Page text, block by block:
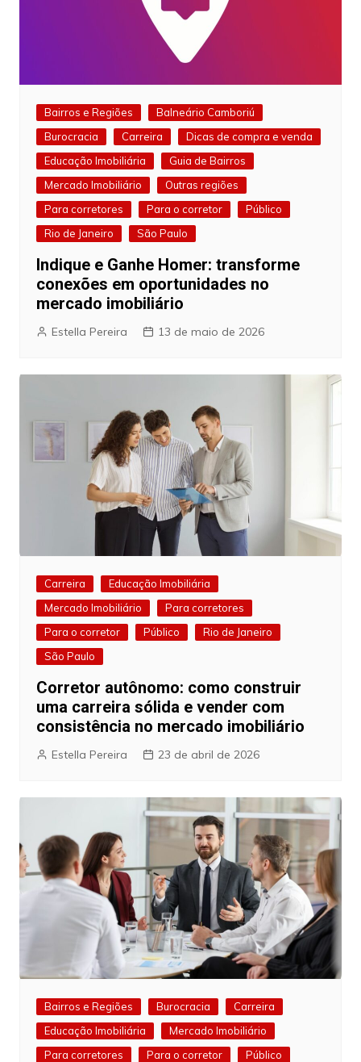
Bairros e Regiões
Balneário Camboriú
Burocracia
Carreira
Dicas de compra e venda
Educação Imobiliária
Guia de Bairros
Mercado Imobiliário
Outras regiões
Para corretores
Para o corretor
Público
Rio de Janeiro
São Paulo
Indique e Ganhe Homer: transforme
conexões em oportunidades no
mercado imobiliário
Estella Pereira 13 de maio de 2026
Carreira
Educação Imobiliária
Mercado Imobiliário
Para corretores
Para o corretor
Público
Rio de Janeiro
São Paulo
Corretor autônomo: como construir
uma carreira sólida e vender com
consistência no mercado imobiliário
Estella Pereira 23 de abril de 2026
Bairros e Regiões Burocracia
Carreira
Educação Imobiliária
Mercado Imobiliário
Para corretores
Para o corretor
Público